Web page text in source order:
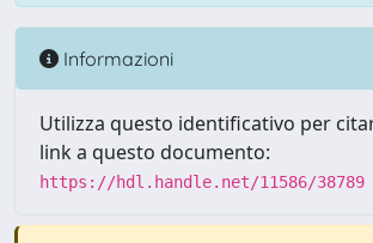
Informazioni
Utilizza questo identificativo per
link a questo documento:
https://hdl.handle.net/11586/38789